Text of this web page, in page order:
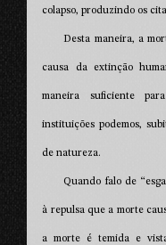
colapso, produzindo os
Desta maneira, a
causa da extinção
maneira suficiente
instituições podemos,
de natureza.
Quando falo de
à repulsa que a morte
a morte é temida e